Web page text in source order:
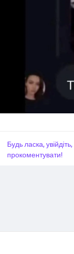
Будь ласка,
прокоментувати!